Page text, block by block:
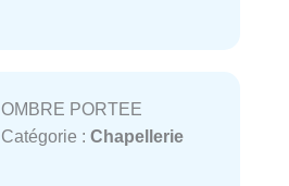
OMBRE PORTEE
Catégorie : Chapellerie